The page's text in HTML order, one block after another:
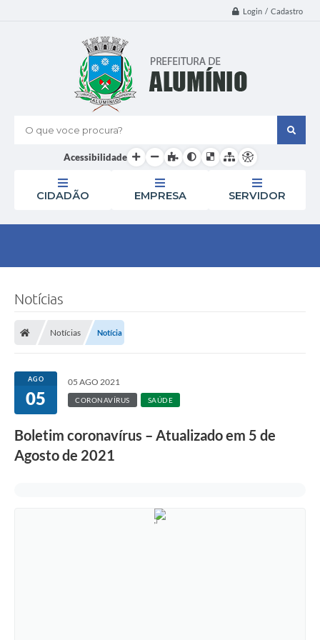
Login / Cadastro
O que voce procura?
Acessibilidade
CIDADÃO EMPRESA SERVIDOR
Notícias
Notícias Notícia
AGO
05
05 AGO 2021
CORONAVÍRUS SAÚDE
Boletim coronavírus – Atualizado em 5 de
Agosto de 2021